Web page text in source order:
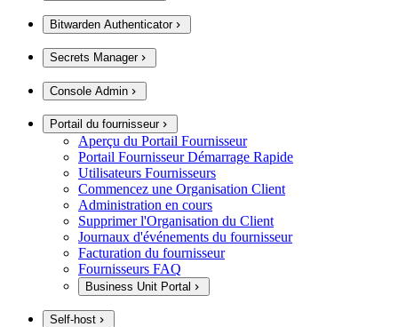
Bitwarden Authenticator
Secrets Manager
Console Admin
Portail du fournisseur
Aperçu du Portail Fournisseur
Portail Fournisseur Démarrage Rapide
Utilisateurs Fournisseurs
Commencez une Organisation Client
Administration en cours
Supprimer l'Organisation du Client
Journaux d'événements du fournisseur
Facturation du fournisseur
Fournisseurs FAQ
Business Unit Portal
Self-host